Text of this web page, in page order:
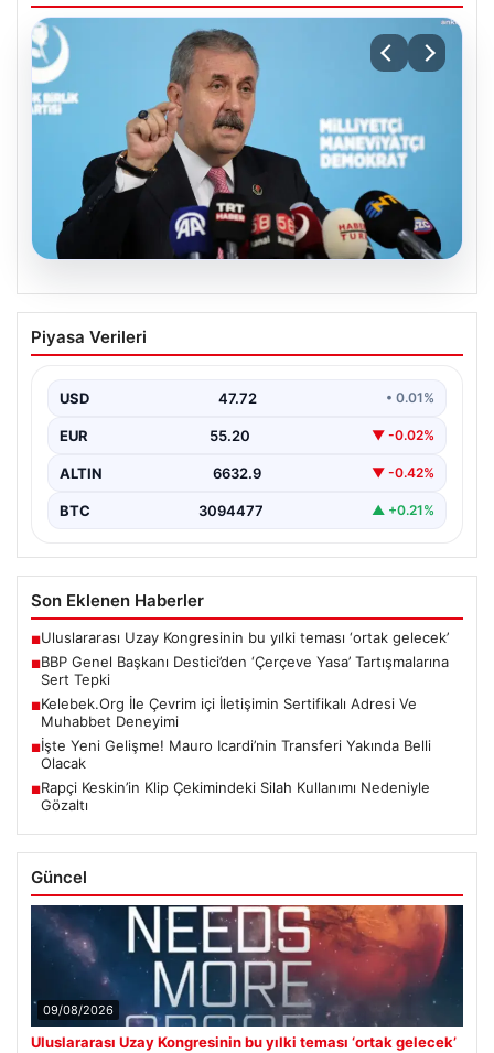
BBP Genel Başkanı Destici’den
‘Çerçeve Yasa’ Tartışmalarına Sert
Büyük Birlik Partisi (BBP) Genel Başkanı Mustafa
toplantısında…
Piyasa Verileri
USD 47.72 • 0.01%
EUR 55.20 ▼ -0.02%
ALTIN 6632.9 ▼ -0.42%
BTC 3094477 ▲ +0.21%
Son Eklenen Haberler
■Uluslararası Uzay Kongresinin bu yılki teması ‘ortak gelecek’
■BBP Genel Başkanı Destici’den ‘Çerçeve Yasa’ Tartışmalarına
Sert Tepki
■Kelebek.Org İle Çevrim içi İletişimin Sertifikalı Adresi Ve
Muhabbet Deneyimi
■İşte Yeni Gelişme! Mauro Icardi’nin Transferi Yakında Belli
Olacak
■Rapçi Keskin’in Klip Çekimindeki Silah Kullanımı Nedeniyle
Gözaltı
Güncel
09/08/2026
Uluslararası Uzay Kongresinin bu yılki teması ‘ortak gelecek’